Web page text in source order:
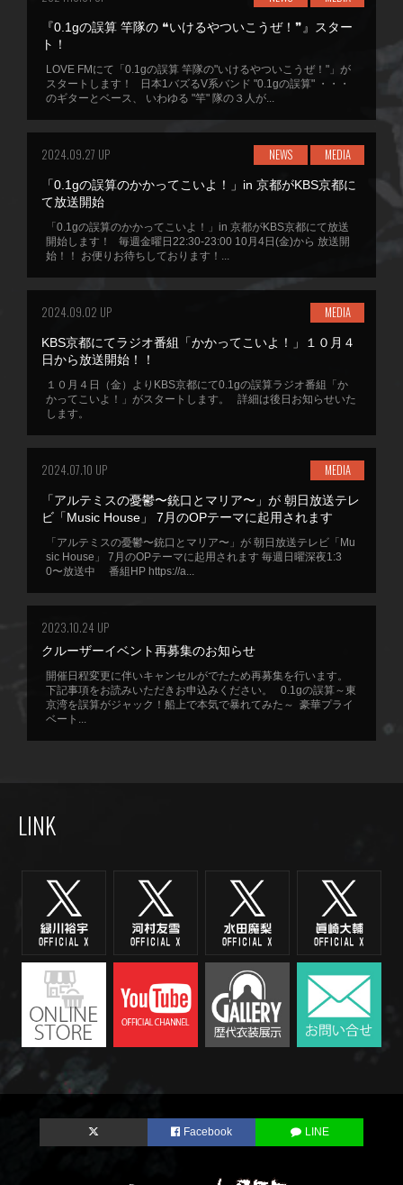
『0.1gの誤算 竿隊の ❝いけるやついこうぜ！❞』スター
ト！
LOVE FMにて「0.1gの誤算 竿隊の"いけるやついこうぜ！"」が
スタートします！ 日本1バズるV系バンド "0.1gの誤算" ・・・
のギターとベース、 いわゆる "竿" 隊の３人が...
2024.09.27 UP NEWS MEDIA
「0.1gの誤算のかかってこいよ！」in 京都がKBS京都に
て放送開始
「0.1gの誤算のかかってこいよ！」in 京都がKBS京都にて放送
開始します！ 毎週金曜日22:30-23:00 10月4日(金)から 放送開
始！！ お便りお待ちしております！...
2024.09.02 UP MEDIA
KBS京都にてラジオ番組「かかってこいよ！」１０月４
日から放送開始！！
１０月４日（金）よりKBS京都にて0.1gの誤算ラジオ番組「か
かってこいよ！」がスタートします。 詳細は後日お知らせいた
します。
2024.07.10 UP MEDIA
「アルテミスの憂鬱〜銃口とマリア〜」が 朝日放送テレ
ビ「Music House」 7月のOPテーマに起用されます
「アルテミスの憂鬱〜銃口とマリア〜」が 朝日放送テレビ「Mu
sic House」 7月のOPテーマに起用されます 毎週日曜深夜1:3
0〜放送中 番組HP https://a...
2023.10.24 UP
クルーザーイベント再募集のお知らせ
開催日程変更に伴いキャンセルがでたため再募集を行います。
下記事項をお読みいただきお申込みください。 0.1gの誤算～東
京湾を誤算がジャック！船上で本気で暴れてみた～ 豪華プライ
ベート...
LINK
Facebook LINE